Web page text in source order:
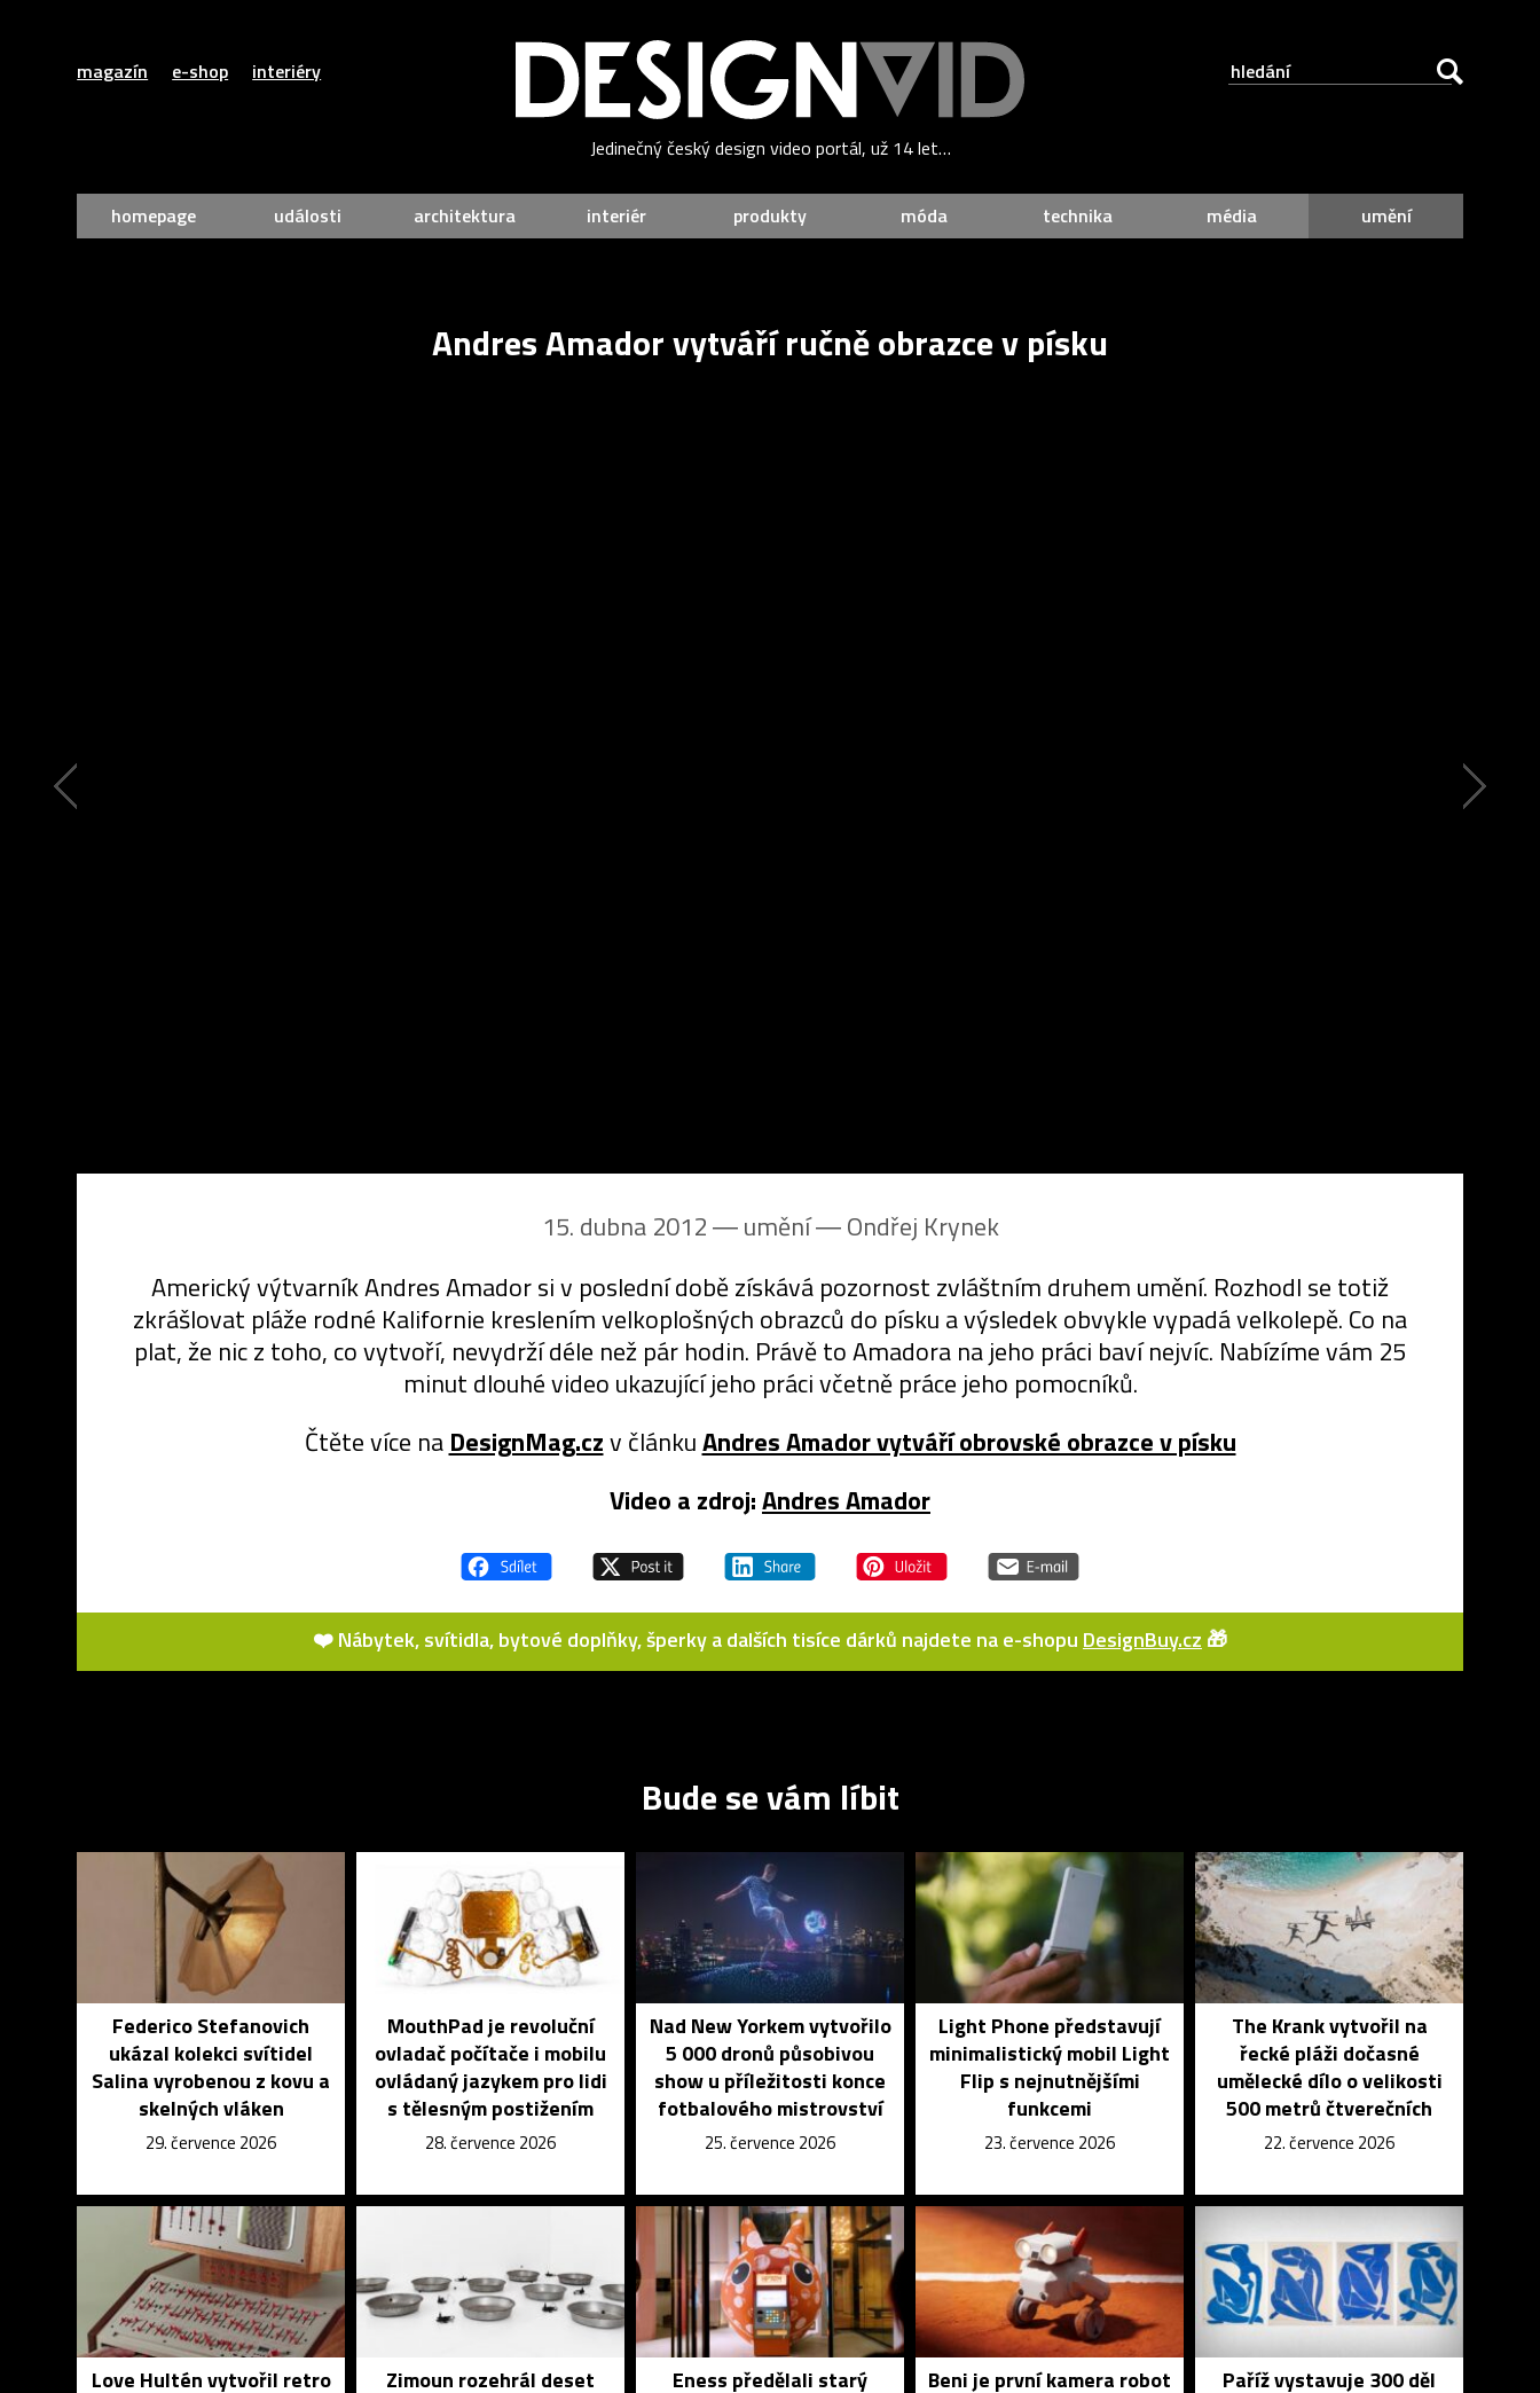
magazín e-shop interiéry
Jedinečný český design video portál, už 14 let…
homepage události architektura interiér produkty móda technika média umění
Andres Amador vytváří ručně obrazce v písku
15. dubna 2012 ― umění ―Ondřej Krynek
Americký výtvarník Andres Amador si v poslední době získává pozornost zvláštním druhem umění. Rozhodl se totiž
zkrášlovat pláže rodné Kalifornie kreslením velkoplošných obrazců do písku a výsledek obvykle vypadá velkolepě. Co na
plat, že nic z toho, co vytvoří, nevydrží déle než pár hodin. Právě to Amadora na jeho práci baví nejvíc. Nabízíme vám 25
minut dlouhé video ukazující jeho práci včetně práce jeho pomocníků.
Čtěte více na DesignMag.czv článkuAndres Amador vytváří obrovské obrazce v písku
Video a zdroj:Andres Amador
❤️ Nábytek, svítidla, bytové doplňky, šperky a dalších tisíce dárků najdete na e-shopu DesignBuy.cz 🎁
Bude se vám líbit
Federico Stefanovich
ukázal kolekci svítidel
Salina vyrobenou z kovu a
skelných vláken
29. července 2026
MouthPad je revoluční
ovladač počítače i mobilu
ovládaný jazykem pro lidi
s tělesným postižením
28. července 2026
Nad New Yorkem vytvořilo
5 000 dronů působivou
show u příležitosti konce
fotbalového mistrovství
25. července 2026
Light Phone představují
minimalistický mobil Light
Flip s nejnutnějšími
funkcemi
23. července 2026
The Krank vytvořil na
řecké pláži dočasné
umělecké dílo o velikosti
500 metrů čtverečních
22. července 2026
Love Hultén vytvořil retro
Zimoun rozehrál deset
Eness předělali starý
Beni je první kamera robot
Paříž vystavuje 300 děl